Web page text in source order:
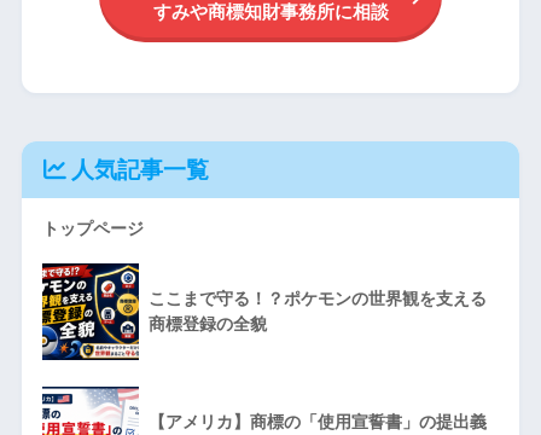
すみや商標知財事務所に相談
人気記事一覧
トップページ
ここまで守る！？ポケモンの世界観を支える
商標登録の全貌
【アメリカ】商標の「使用宣誓書」の提出義